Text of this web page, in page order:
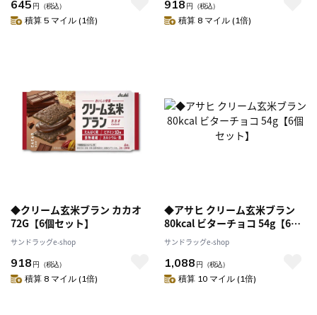
645 円 （税込）
積算 5 マイル (1倍)
918 円 （税込）
積算 8 マイル (1倍)
◆クリーム玄米ブラン カカオ
72G【6個セット】
サンドラッグe-shop
918 円 （税込）
積算 8 マイル (1倍)
◆アサヒ クリーム玄米ブラン
80kcal ビターチョコ 54g【6個
セット】
サンドラッグe-shop
1,088 円 （税込）
積算 10 マイル (1倍)